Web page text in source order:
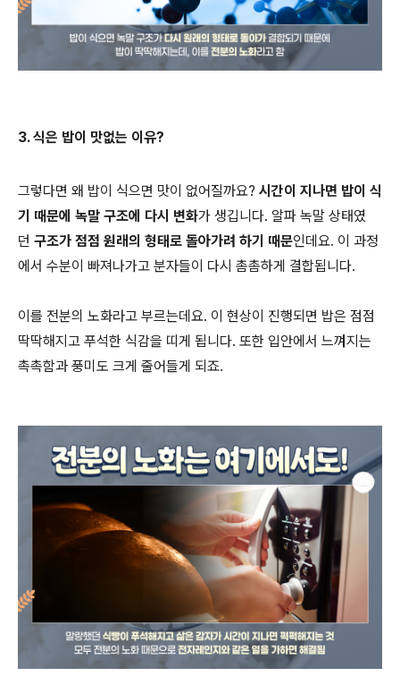
3. 식은 밥이 맛없는 이유?
그렇다면 왜 밥이 식으면 맛이 없어질까요? 시간이 지나면 밥이 식
기 때문에 녹말 구조에 다시 변화가 생깁니다. 알파 녹말 상태였
던 구조가 점점 원래의 형태로 돌아가려 하기 때문인데요. 이 과정
에서 수분이 빠져나가고 분자들이 다시 촘촘하게 결합됩니다.
이를 전분의 노화라고 부르는데요. 이 현상이 진행되면 밥은 점점
딱딱해지고 푸석한 식감을 띠게 됩니다. 또한 입안에서 느껴지는
촉촉함과 풍미도 크게 줄어들게 되죠.